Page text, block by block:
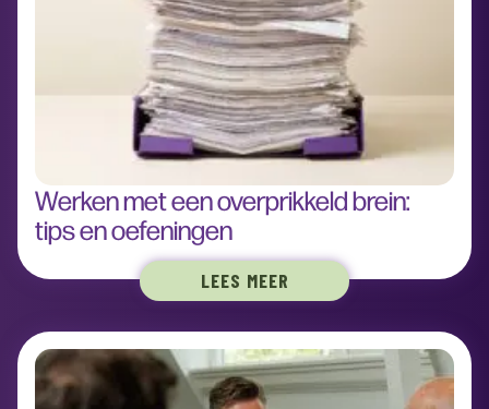
Werken met een overprikkeld brein:
tips en oefeningen
LEES MEER